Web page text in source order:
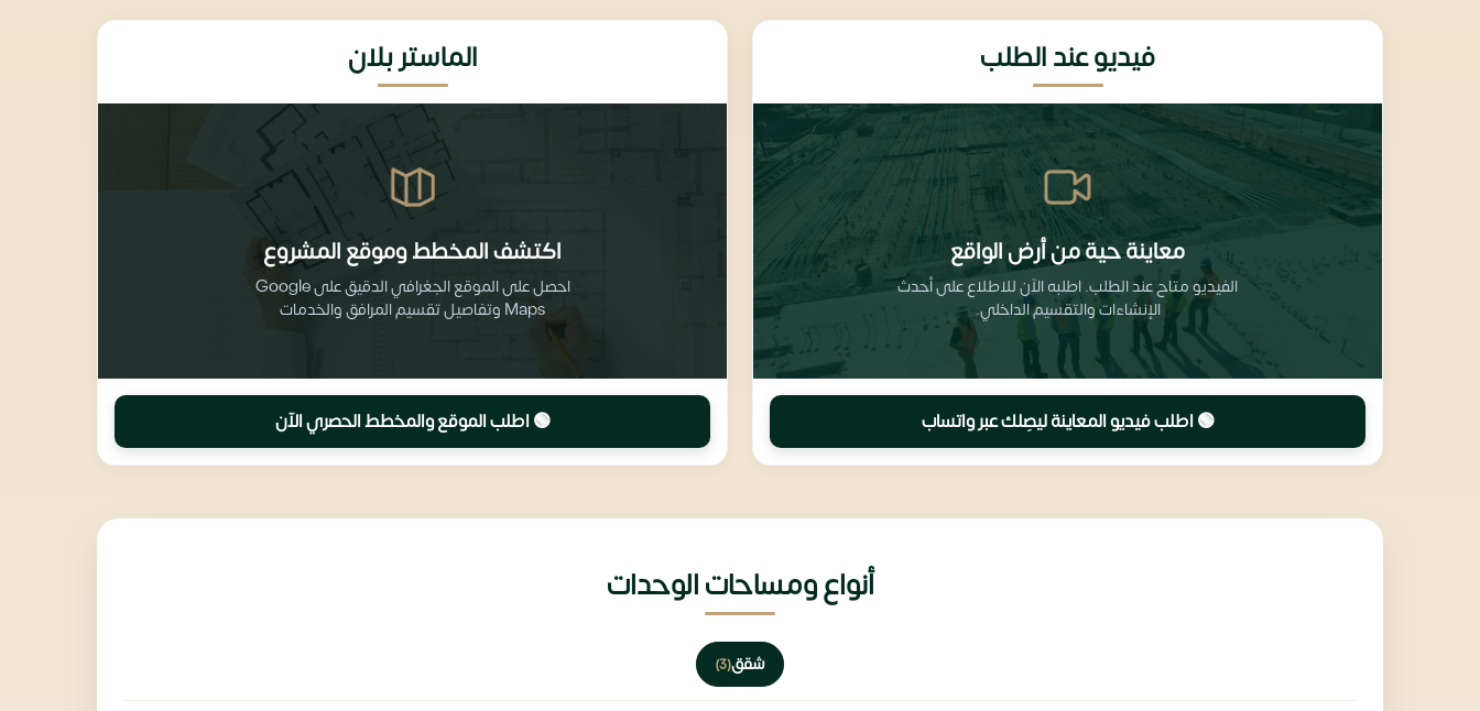
فيديو عند الطلب
معاينة حية من أرض الواقع
الفيديو متاح عند الطلب. اطلبه الآن للاطلاع على أحدث
الإنشاءات والتقسيم الداخلي.
🟢 اطلب فيديو المعاينة ليصِلك عبر واتساب
الماستر بلان
اكتشف المخطط وموقع المشروع
احصل على الموقع الجغرافي الدقيق على Google
Maps وتفاصيل تقسيم المرافق والخدمات
🟢 اطلب الموقع والمخطط الحصري الآن
أنواع ومساحات الوحدات
شقق(3)